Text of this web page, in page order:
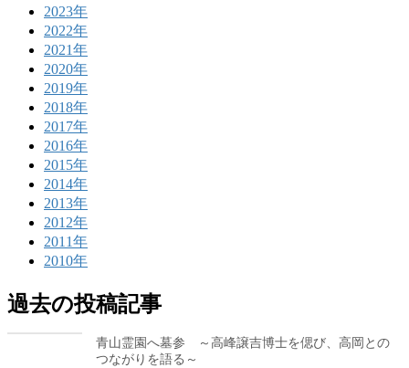
2023年
2022年
2021年
2020年
2019年
2018年
2017年
2016年
2015年
2014年
2013年
2012年
2011年
2010年
過去の投稿記事
青山霊園へ墓参 ～高峰譲吉博士を偲び、高岡との
つながりを語る～